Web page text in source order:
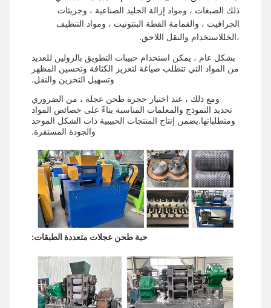
ذلك الصبغات ، ومواد إزالة الجليد الصناعية ، وجزيئات
الجرافيت ، والقمامة القطة البنتونيت ، ومواد التنظيف
،الخللاستخدام والنقل اللاحق.
بشكل عام ، يمكن استخدام حبيبات التطويق بالرولين للعديد
من المواد التي تتطلب صياغة لتعزيز الكثافة وتحسين المظهر
وتسهيل التخزين والنقل.
ومع ذلك ، عند اختيار حجرة طحن عجلة ، من الضروري
تحديد النموذج والمعلمات المناسبة بناءً على خصائص المواد
ومتطلباتها.يضمن إنتاج المنتجات الحبيبية ذات الشكل الموحد
والجودة المستقرة.
حبة طحن عجلات متعددة الطبقات: